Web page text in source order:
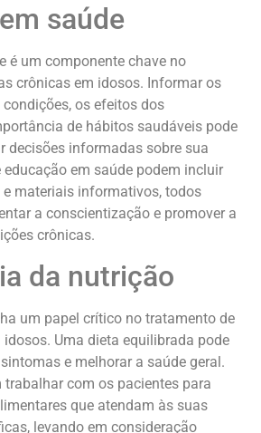
saúde
é um componente chave no
crônicas em idosos. Informar os
os efeitos dos
de hábitos saudáveis pode
decisões informadas sobre sua
educação em saúde podem incluir
materiais informativos, todos
a conscientização e promover a
crônicas.
da nutrição
um papel crítico no tratamento de
Uma dieta equilibrada pode
e melhorar a saúde geral.
com os pacientes para
que atendam às suas
levando em consideração